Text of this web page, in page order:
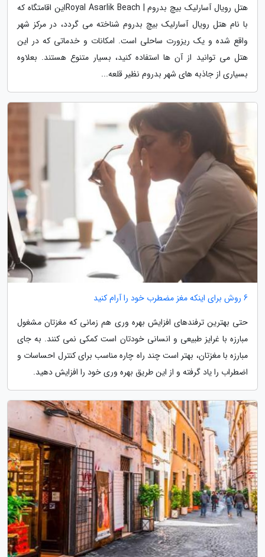
هتل رویال آسارلیک بیچ بدروم | Royal Asarlik Beachاین اقامتگاه که
با نام هتل رویال آسارلیک بیچ بدروم شناخته می گردد، در مرکز شهر
واقع شده و یک ریزورت ساحلی است. امکانات و خدماتی که در این
هتل می توانید از آن ها استفاده کنید، بسیار متنوع هستند. بعلاوه
بسیاری از جاذبه های شهر بدروم نظیر قلعه...
6 روش برای اینکه مغز مضطرب خود را آرام کنید
حتی بهترین ترفندهای افزایش بهره وری هم زمانی که مغزتان مشغول
مبارزه با غرایز طبیعی و انسانی خودتان است کمکی نمی کنند. به جای
مبارزه با مغزتان، بهتر است چند راه چاره مناسب برای کنترل احساسات و
اضطراب را یاد گرفته و از این طریق بهره وری خود را افزایش دهید.